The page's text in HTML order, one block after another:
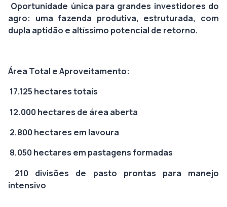
Oportunidade única para grandes investidores do
agro: uma fazenda produtiva, estruturada, com
dupla aptidão e altíssimo potencial de retorno.
Área Total e Aproveitamento:
17.125 hectares totais
12.000 hectares de área aberta
2.800 hectares em lavoura
8.050 hectares em pastagens formadas
210 divisões de pasto prontas para manejo
intensivo